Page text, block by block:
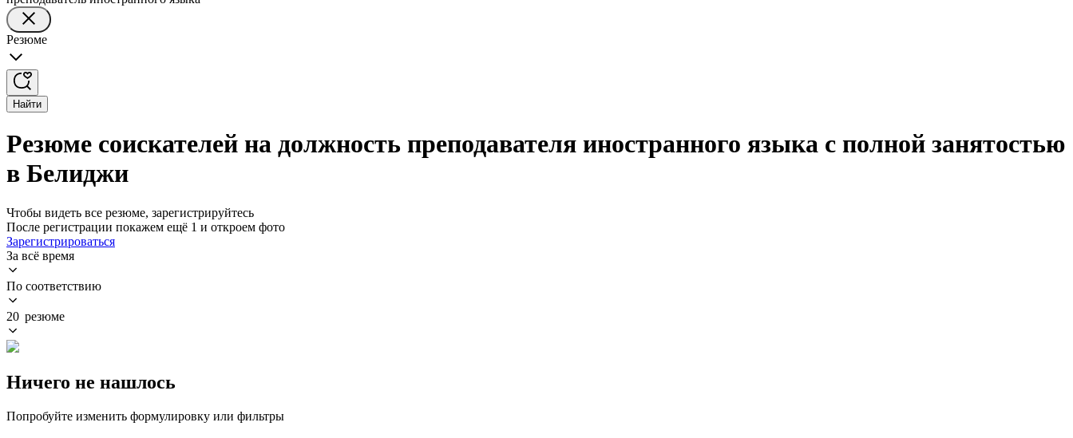
Резюме
Найти
Резюме соискателей на должность преподавателя иностранного языка с полной занятостью
в Белиджи
Чтобы видеть все резюме, зарегистрируйтесь
После регистрации покажем ещё 1 и откроем фото
Зарегистрироваться
За всё время
По соответствию
20 резюме
Ничего не нашлось
Попробуйте изменить формулировку или фильтры